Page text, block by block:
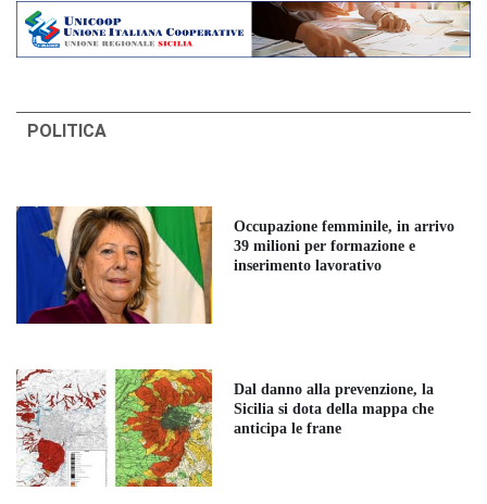
POLITICA
Occupazione femminile, in arrivo
39 milioni per formazione e
inserimento lavorativo
Dal danno alla prevenzione, la
Sicilia si dota della mappa che
anticipa le frane